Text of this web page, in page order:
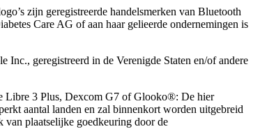
zijn geregistreerde handelsmerken van Bluetooth
Care AG of aan haar gelieerde ondernemingen is
Inc., geregistreerd in de Verenigde Staten en/of andere
Libre 3 Plus, Dexcom G7 of Glooko®: De hier
aantal landen en zal binnenkort worden uitgebreid
plaatselijke goedkeuring door de